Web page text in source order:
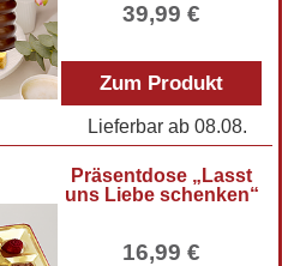
39,99 €
Zum Produkt
Lieferbar ab 08.08.
Präsentdose „Lasst
uns Liebe schenken“
16,99 €